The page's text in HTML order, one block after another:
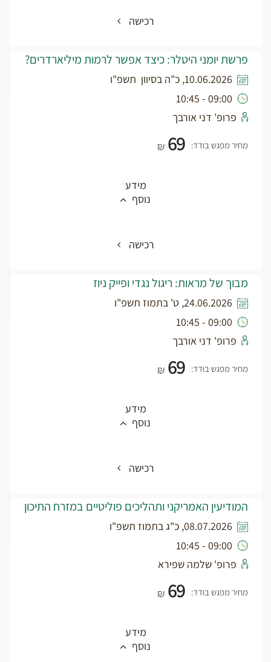
רכישה
פרשת יומני היטלר: כיצד אפשר לרמות מיליארדרים?
10.06.2026, כ"ה בסיוון תשפ"ו
09:00 - 10:45
פרופ' דני אורבך
מחיר מפגש בודד: ₪ 69
מידע
נוסף
רכישה
מבוך של מראות: ריגול נגדי ופייק ניוז
24.06.2026, ט' בתמוז תשפ"ו
09:00 - 10:45
פרופ' דני אורבך
מחיר מפגש בודד: ₪ 69
מידע
נוסף
רכישה
המודיעין האמריקני ותהליכים פוליטיים במזרח התיכון
08.07.2026, כ"ג בתמוז תשפ"ו
09:00 - 10:45
פרופ' שלמה שפירא
מחיר מפגש בודד: ₪ 69
מידע
נוסף